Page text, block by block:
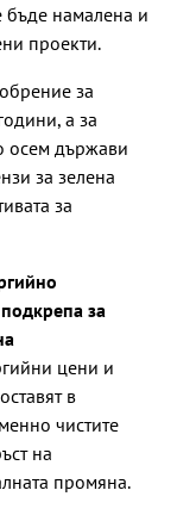
намалена и
проекти.
за
а за
осем държави
за зелена
за
за
цени и
в
чистите
на
промяна.